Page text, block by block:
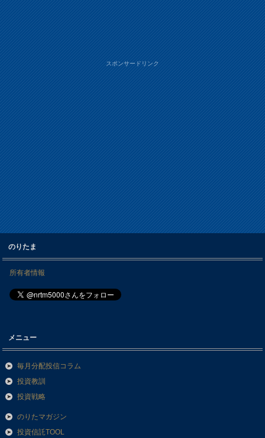
スポンサードリンク
のりたま
所有者情報
メニュー
毎月分配投信コラム
投資教訓
投資戦略
のりたマガジン
投資信託TOOL